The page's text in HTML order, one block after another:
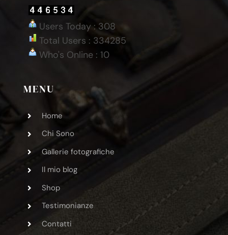
Users Today : 308
Total Users : 334285
Who's Online : 10
MENU
Home
Chi Sono
Gallerie fotografiche
Il mio blog
Shop
Testimonianze
Contatti